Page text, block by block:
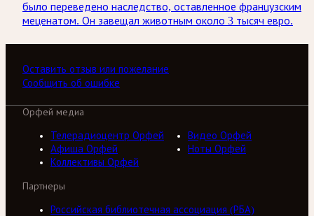
было переведено наследство, оставленное французским
меценатом. Он завещал животным около 3 тысяч евро.
Оставить отзыв или пожелание
Сообщить об ошибке
Орфей медиа
Телерадиоцентр Орфей
Видео Орфей
Афиша Орфей
Ноты Орфей
Коллективы Орфей
Партнеры
Российская библиотечная ассоциация (РБА)